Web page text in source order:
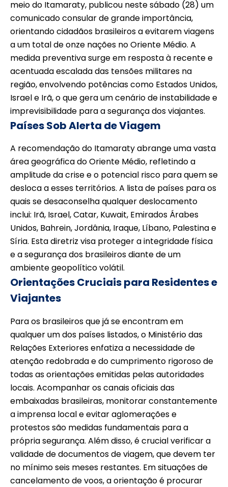
meio do Itamaraty, publicou neste sábado (28) um
comunicado consular de grande importância,
orientando cidadãos brasileiros a evitarem viagens
a um total de onze nações no Oriente Médio. A
medida preventiva surge em resposta à recente e
acentuada escalada das tensões militares na
região, envolvendo potências como Estados Unidos,
Israel e Irã, o que gera um cenário de instabilidade e
imprevisibilidade para a segurança dos viajantes.
Países Sob Alerta de Viagem
A recomendação do Itamaraty abrange uma vasta
área geográfica do Oriente Médio, refletindo a
amplitude da crise e o potencial risco para quem se
desloca a esses territórios. A lista de países para os
quais se desaconselha qualquer deslocamento
inclui: Irã, Israel, Catar, Kuwait, Emirados Árabes
Unidos, Bahrein, Jordânia, Iraque, Líbano, Palestina e
Síria. Esta diretriz visa proteger a integridade física
e a segurança dos brasileiros diante de um
ambiente geopolítico volátil.
Orientações Cruciais para Residentes e
Viajantes
Para os brasileiros que já se encontram em
qualquer um dos países listados, o Ministério das
Relações Exteriores enfatiza a necessidade de
atenção redobrada e do cumprimento rigoroso de
todas as orientações emitidas pelas autoridades
locais. Acompanhar os canais oficiais das
embaixadas brasileiras, monitorar constantemente
a imprensa local e evitar aglomerações e
protestos são medidas fundamentais para a
própria segurança. Além disso, é crucial verificar a
validade de documentos de viagem, que devem ter
no mínimo seis meses restantes. Em situações de
cancelamento de voos, a orientação é procurar